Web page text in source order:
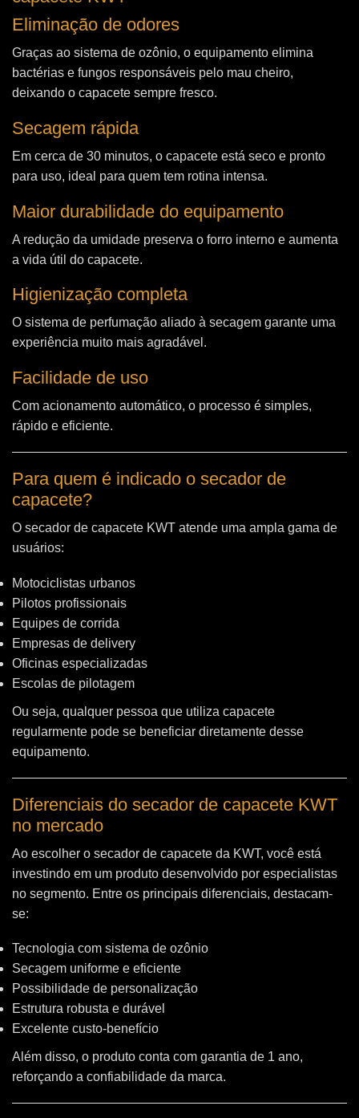
Eliminação de odores
Graças ao sistema de ozônio, o equipamento elimina
bactérias e fungos responsáveis pelo mau cheiro,
deixando o capacete sempre fresco.
Secagem rápida
Em cerca de 30 minutos, o capacete está seco e pronto
para uso, ideal para quem tem rotina intensa.
Maior durabilidade do equipamento
A redução da umidade preserva o forro interno e aumenta
a vida útil do capacete.
Higienização completa
O sistema de perfumação aliado à secagem garante uma
experiência muito mais agradável.
Facilidade de uso
Com acionamento automático, o processo é simples,
rápido e eficiente.
Para quem é indicado o secador de
capacete?
O secador de capacete KWT atende uma ampla gama de
usuários:
Motociclistas urbanos
Pilotos profissionais
Equipes de corrida
Empresas de delivery
Oficinas especializadas
Escolas de pilotagem
Ou seja, qualquer pessoa que utiliza capacete
regularmente pode se beneficiar diretamente desse
equipamento.
Diferenciais do secador de capacete KWT
no mercado
Ao escolher o secador de capacete da KWT, você está
investindo em um produto desenvolvido por especialistas
no segmento. Entre os principais diferenciais, destacam-
se:
Tecnologia com sistema de ozônio
Secagem uniforme e eficiente
Possibilidade de personalização
Estrutura robusta e durável
Excelente custo-benefício
Além disso, o produto conta com garantia de 1 ano,
reforçando a confiabilidade da marca.